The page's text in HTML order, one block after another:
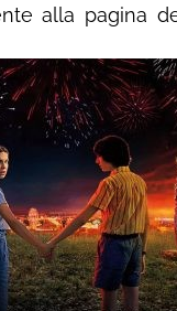
alla pagina